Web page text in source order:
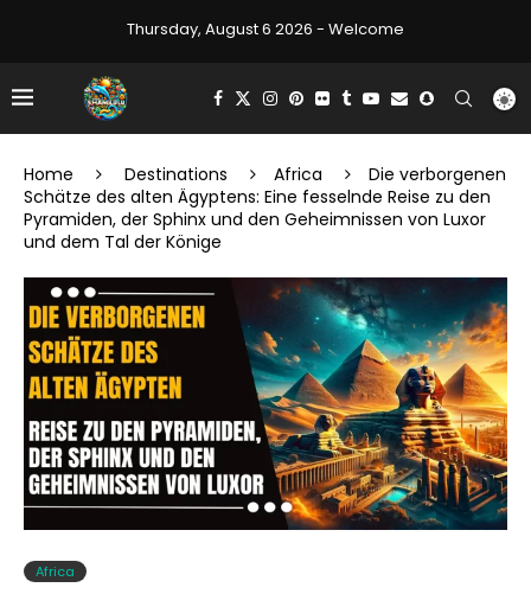
Thursday, August 6 2026 - Welcome
Home Destinations Africa
Die verborgenen
Schätze des alten Ägyptens: Eine fesselnde Reise zu den
Pyramiden, der Sphinx und den Geheimnissen von Luxor
und dem Tal der Könige
Africa